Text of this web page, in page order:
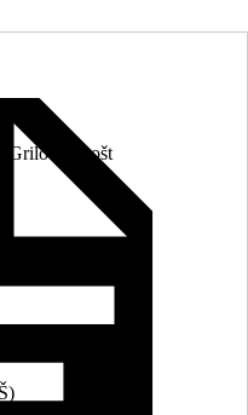
Grilovací rošt